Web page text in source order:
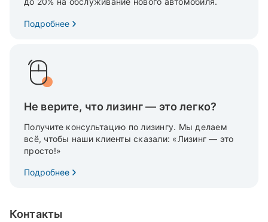
Подробнее
Не верите, что лизинг — это легко?
Получите консультацию по лизингу. Мы делаем
всё, чтобы наши клиенты сказали: «Лизинг — это
просто!»
Подробнее
Контакты